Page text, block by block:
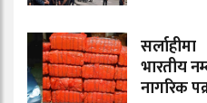
भारतीय
नागरिक